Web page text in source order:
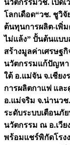
นวัตกรรมวช. เปิด
โลกเดือด“วช. ชูวิจั
ต้นทุนการผลิต-เพิ่
ไม่แล้ง” ปั้นต้นแบบ
สร้างมูลค่าเศรษฐ
นวัตกรรมแก้ปัญหา
ใต้ อ.แม่จัน จ.เชียง
การผลิตกาแฟ แล
อ.แม่จริม จ.น่านวช
ระดับระบบเตือน
นวัตกรรม ณ อ.เวีย
พร้อมแชร์พิกัดโรง